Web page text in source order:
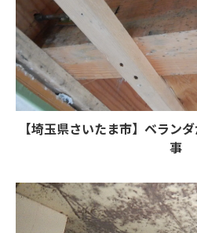
【埼玉県さいたま市】ベラン
事